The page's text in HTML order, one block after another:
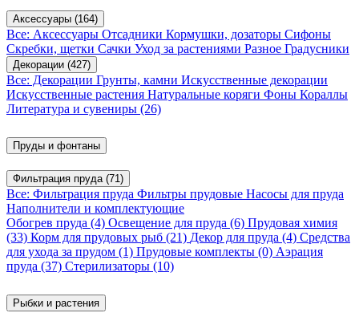
Аксессуары (164)
Все: Аксессуары Отсадники Кормушки, дозаторы Сифоны
Скребки, щетки Сачки Уход за растениями Разное Градусники
Декорации (427)
Все: Декорации Грунты, камни Искусственные декорации
Искусственные растения Натуральные коряги Фоны Кораллы
Литература и сувениры (26)
Пруды и фонтаны
Фильтрация пруда (71)
Все: Фильтрация пруда Фильтры прудовые Насосы для пруда
Наполнители и комплектующие
Обогрев пруда (4) Освещение для пруда (6) Прудовая химия
(33) Корм для прудовых рыб (21) Декор для пруда (4) Средства
для ухода за прудом (1) Прудовые комплекты (0) Аэрация
пруда (37) Стерилизаторы (10)
Рыбки и растения